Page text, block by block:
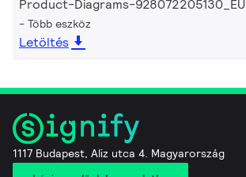
Product-Diagrams-928072205130_EU
Több eszköz
Letöltés
1117 Budapest, Aliz utca 4. Magyarország